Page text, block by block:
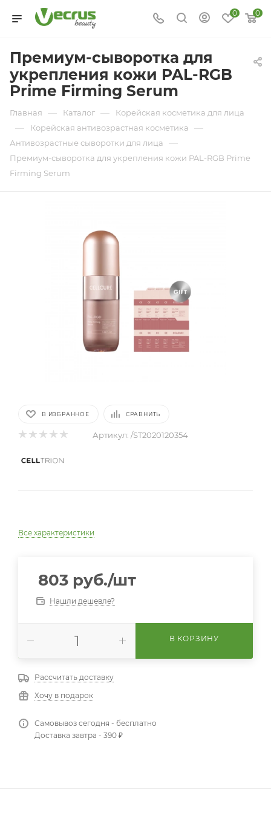
0 0
Премиум-сыворотка для
укрепления кожи PAL-RGB
Prime Firming Serum
Главная — Каталог — Корейская косметика для лица
— Корейская антивозрастная косметика —
Антивозрастные сыворотки для лица —
Премиум-сыворотка для укрепления кожи PAL-RGB Prime
Firming Serum
В ИЗБРАННОЕ СРАВНИТЬ
Артикул: /ST2020120354
Все характеристики
803 руб./шт
Нашли дешевле?
В КОРЗИНУ
Рассчитать доставку
Хочу в подарок
Самовывоз сегодня - бесплатно
Доставка завтра - 390 ₽